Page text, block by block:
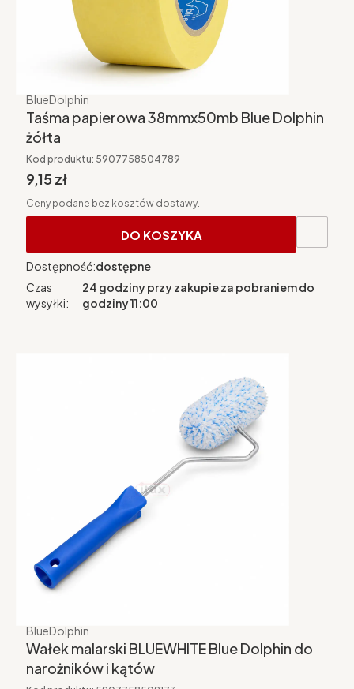
Producent
BlueDolphin
Taśma papierowa 38mmx50mb Blue Dolphin
żółta
Kod produktu: 5907758504789
Cena brutto
9,15 zł
Ceny podane bez kosztów dostawy.
DO KOSZYKA
Dostępność:dostępne
Czas
wysyłki:
24 godziny przy zakupie za pobraniem do
godziny 11:00
Producent
BlueDolphin
Wałek malarski BLUEWHITE Blue Dolphin do
narożników i kątów